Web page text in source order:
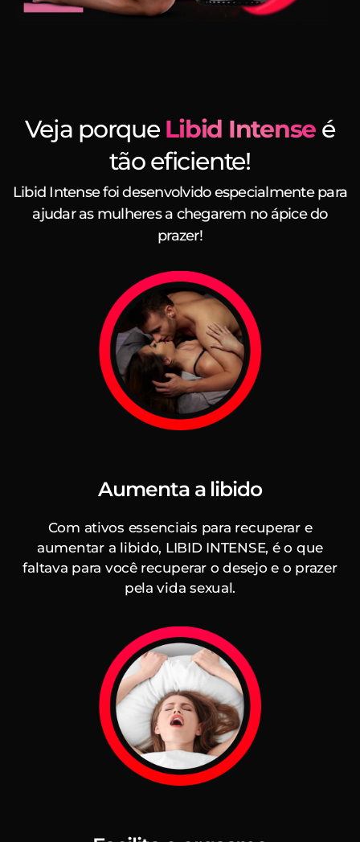
Veja porque Libid Intense é
tão eficiente!
Libid Intense foi desenvolvido especialmente para
ajudar as mulheres a chegarem no ápice do
prazer!
Aumenta a libido
Com ativos essenciais para recuperar e
aumentar a libido, LIBID INTENSE, é o que
faltava para você recuperar o desejo e o prazer
pela vida sexual.